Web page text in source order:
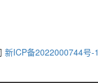
新ICP备2022000744号-1